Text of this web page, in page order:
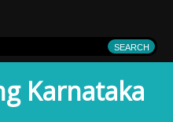
Karnataka